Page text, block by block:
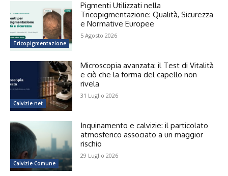
Tricopigmentazione
Pigmenti Utilizzati nella
Tricopigmentazione: Qualità, Sicurezza
e Normative Europee
5 Agosto 2026
Calvizie.net
Microscopia avanzata: il Test di Vitalità
e ciò che la forma del capello non
rivela
31 Luglio 2026
Calvizie Comune
Inquinamento e calvizie: il particolato
atmosferico associato a un maggior
rischio
29 Luglio 2026